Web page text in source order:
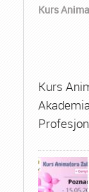
Kurs
Kurs